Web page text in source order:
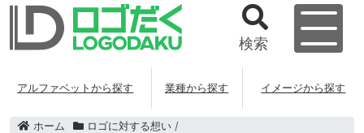
検索
アルファベットから探す 業種から探す イメージから探す
ホーム ロゴに対する想い /